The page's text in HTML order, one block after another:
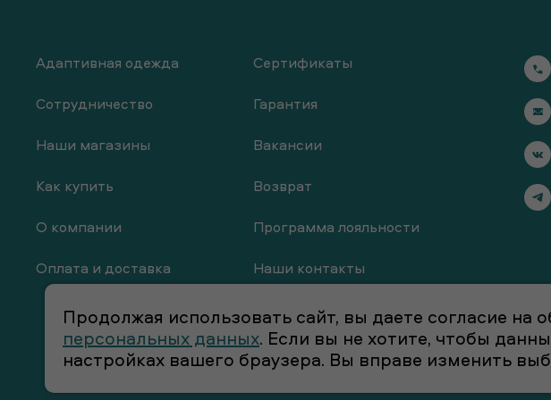
Адаптивная одежда
Сотрудничество
Наши магазины
Как купить
О компании
Оплата и доставка
Сертификаты
Гарантия
Вакансии
Возврат
Программа лояльности
Наши контакты
Продолжая использовать сайт, вы даете согласие на
персональных данных. Если вы не хотите, чтобы
настройках вашего браузера. Вы вправе изменить